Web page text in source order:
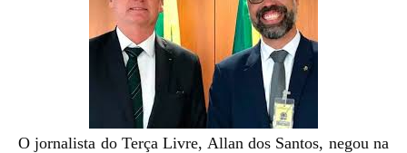
O jornalista do Terça Livre, Allan dos Santos, negou na